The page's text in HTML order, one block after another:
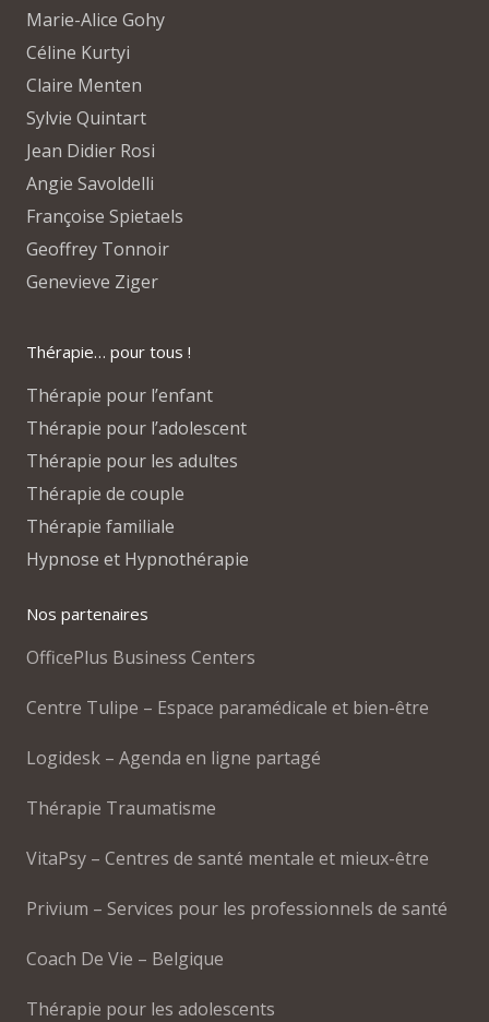
Marie-Alice Gohy
Céline Kurtyi
Claire Menten
Sylvie Quintart
Jean Didier Rosi
Angie Savoldelli
Françoise Spietaels
Geoffrey Tonnoir
Genevieve Ziger
Thérapie… pour tous !
Thérapie pour l’enfant
Thérapie pour l’adolescent
Thérapie pour les adultes
Thérapie de couple
Thérapie familiale
Hypnose et Hypnothérapie
Nos partenaires
OfficePlus Business Centers
Centre Tulipe – Espace paramédicale et bien-être
Logidesk – Agenda en ligne partagé
Thérapie Traumatisme
VitaPsy – Centres de santé mentale et mieux-être
Privium – Services pour les professionnels de santé
Coach De Vie – Belgique
Thérapie pour les adolescents